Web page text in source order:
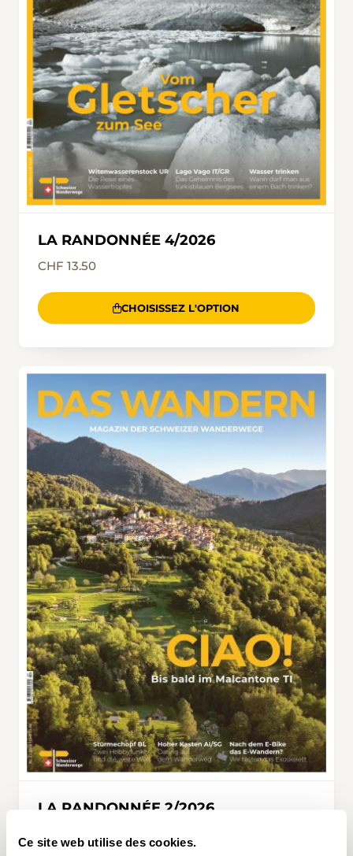
Ce site web utilise des cookies.
LA RANDONNÉE 4/2026
CHF 13.50
CHOISISSEZ L'OPTION
LA RANDONNÉE 2/2026